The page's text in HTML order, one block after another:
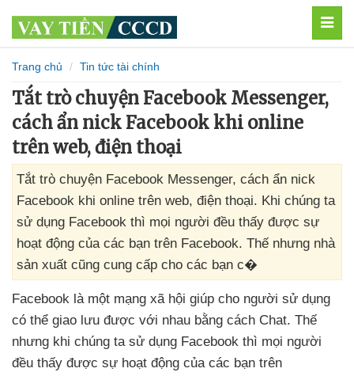
Trang chủ Tin tức tài chính
Tắt trò chuyện Facebook Messenger,
cách ẩn nick Facebook khi online
trên web, điện thoại
Tắt trò chuyện Facebook Messenger, cách ẩn nick
Facebook khi online trên web, điện thoại. Khi chúng ta
sử dụng Facebook thì mọi người đều thấy được sự
hoạt động của các bạn trên Facebook. Thế nhưng nhà
sản xuất cũng cung cấp cho các bạn c�
Facebook là một mạng xã hội giúp cho người sử dụng
có thể giao lưu được với nhau bằng cách Chat. Thế
nhưng khi chúng ta sử dụng Facebook thì mọi người
đều thấy được sự hoạt động của các bạn trên